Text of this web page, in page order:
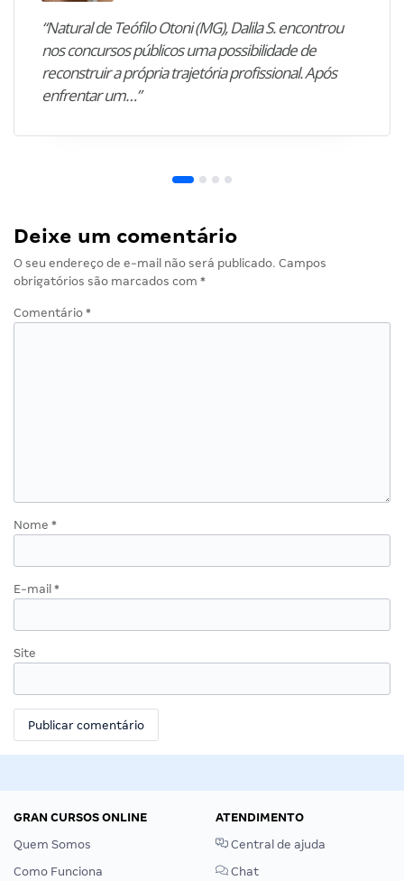
“Natural de Teófilo Otoni (MG), Dalila S. encontrou
nos concursos públicos uma possibilidade de
reconstruir a própria trajetória profissional. Após
enfrentar um…”
Deixe um comentário
O seu endereço de e-mail não será publicado. Campos
obrigatórios são marcados com *
Comentário *
Nome *
E-mail *
Site
GRAN CURSOS ONLINE
Quem Somos
Como Funciona
ATENDIMENTO
Central de ajuda
Chat